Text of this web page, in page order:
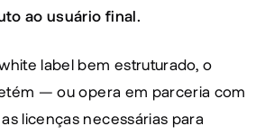
ao usuário final.
label bem estruturado, o
— ou opera em parceria com
licenças necessárias para